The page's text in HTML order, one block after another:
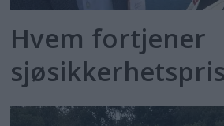
Hvem fortjener